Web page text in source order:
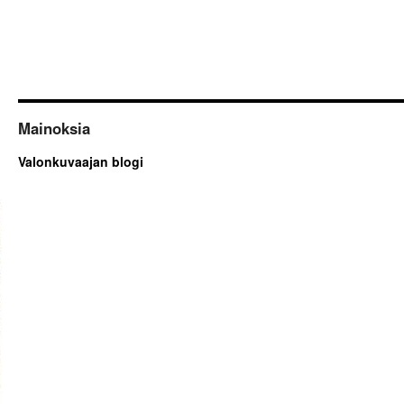
Mainoksia
Valonkuvaajan blogi